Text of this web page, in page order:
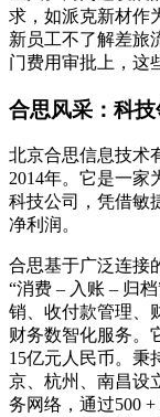
求，如派克新材作
新员工不了解差旅
门费用审批上，这
合思风采：科
北京合思信息技术
2014年。它是一家
科技公司，凭借敏
净利润。
合思基于广泛连接
“消费 – 入账 – 归
销、收付款管理、
财务数智化服务。
15亿元人民币。秉
京、杭州、南昌设
务网络，通过500